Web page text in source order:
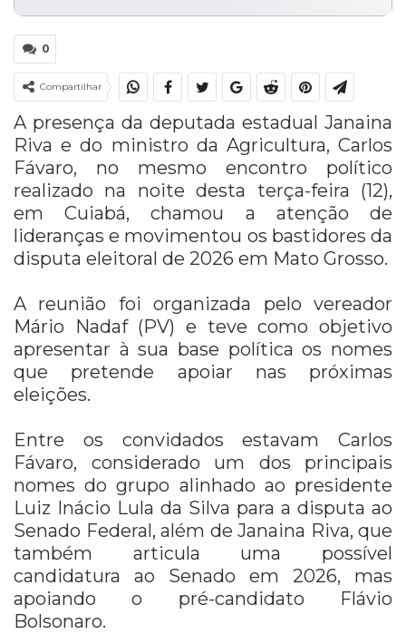
0
Compartilhar
A presença da deputada estadual Janaina
Riva e do ministro da Agricultura, Carlos
Fávaro, no mesmo encontro político
realizado na noite desta terça-feira (12),
em Cuiabá, chamou a atenção de
lideranças e movimentou os bastidores da
disputa eleitoral de 2026 em Mato Grosso.
A reunião foi organizada pelo vereador
Mário Nadaf (PV) e teve como objetivo
apresentar à sua base política os nomes
que pretende apoiar nas próximas
eleições.
Entre os convidados estavam Carlos
Fávaro, considerado um dos principais
nomes do grupo alinhado ao presidente
Luiz Inácio Lula da Silva para a disputa ao
Senado Federal, além de Janaina Riva, que
também articula uma possível
candidatura ao Senado em 2026, mas
apoiando o pré-candidato Flávio
Bolsonaro.